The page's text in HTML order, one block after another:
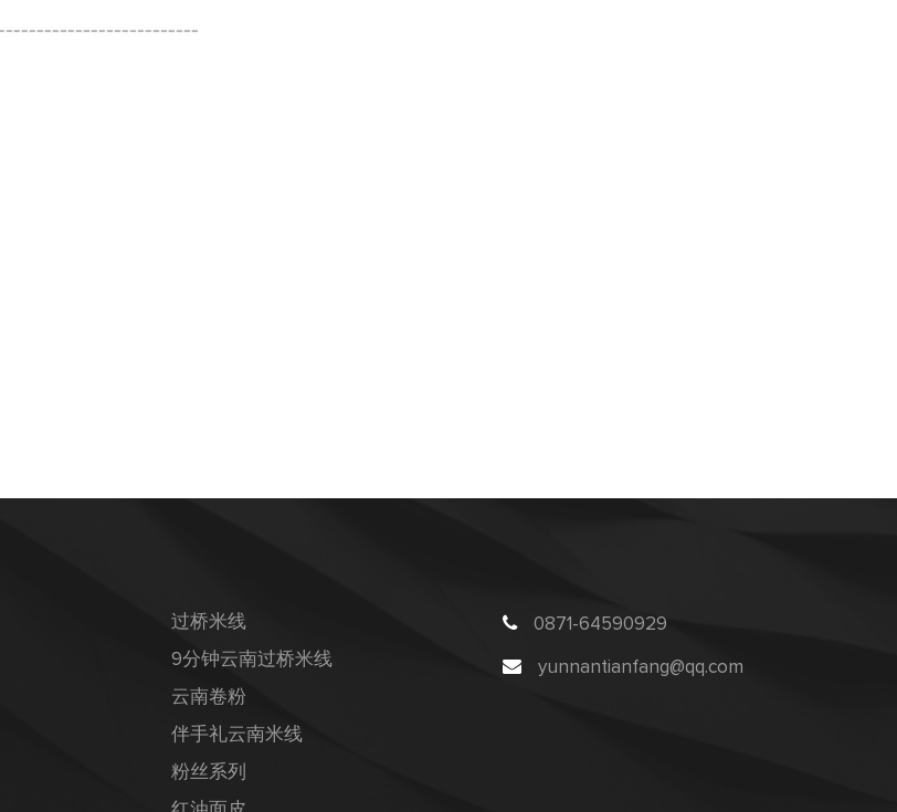
过桥米线
9分钟云南过桥米线
云南卷粉
伴手礼云南米线
粉丝系列
0871-64590929
yunnantianfang@qq.com